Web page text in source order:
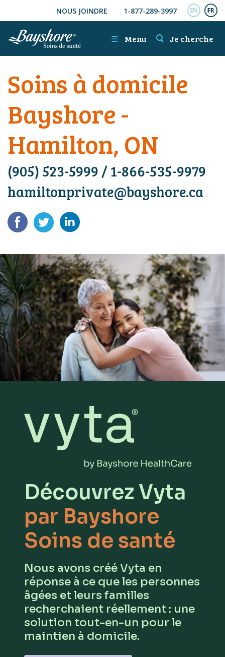
ALLER AU CONTENU PRINCIPAL
NOUS JOINDRE 1-877-289-3997
☰ Menu Je cherche
Soins à domicile
Bayshore -
Hamilton, ON
(905) 523-5999 /1-866-535-9979
hamiltonprivate@bayshore.ca
Facebook
TwitterLinkedIn
Découvrez Vyta
par Bayshore
Soins de santé
Nous avons créé Vyta en
réponse à ce que les personnes
âgées et leurs familles
recherchaient réellement : une
solution tout-en-un pour le
maintien à domicile.